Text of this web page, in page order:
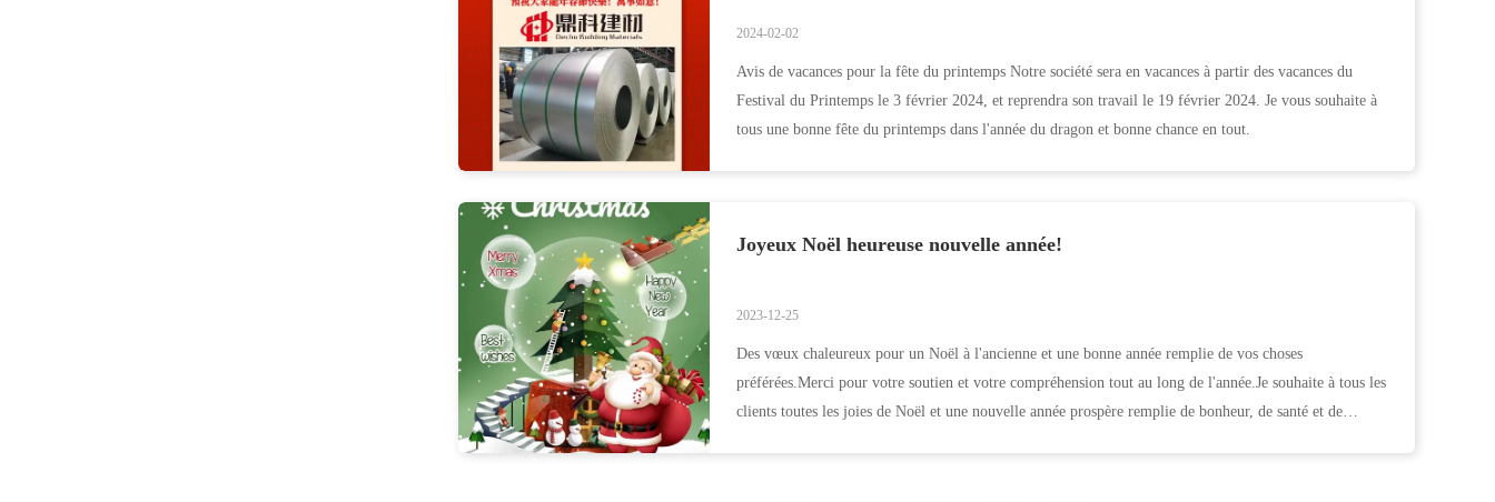
2024-02-02
Avis de vacances pour la fête du printemps Notre société sera en vacances à partir des vacances du
Festival du Printemps le 3 février 2024, et reprendra son travail le 19 février 2024. Je vous souhaite à
tous une bonne fête du printemps dans l'année du dragon et bonne chance en tout.
Joyeux Noël heureuse nouvelle année!
2023-12-25
Des vœux chaleureux pour un Noël à l'ancienne et une bonne année remplie de vos choses
préférées.Merci pour votre soutien et votre compréhension tout au long de l'année.Je souhaite à tous les
clients toutes les joies de Noël et une nouvelle année prospère remplie de bonheur, de santé et de